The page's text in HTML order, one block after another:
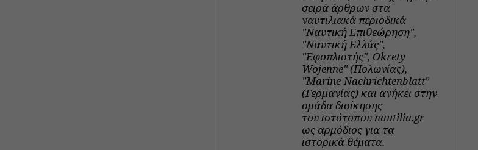
σειρά άρθρων στα
ναυτιλιακά περιοδικά
"Ναυτική Επιθεώρηση",
"Ναυτική Ελλάς",
"Εφοπλιστής", Okrety
Wojenne" (Πολωνίας),
"Marine-Nachrichtenblatt"
(Γερμανίας) και ανήκει στην
ομάδα διοίκησης
του ιστότοπου nautilia.gr
ως αρμόδιος για τα
ιστορικά θέματα.